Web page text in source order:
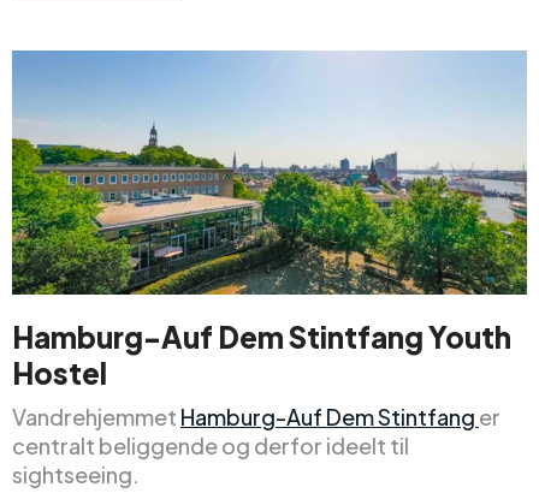
Hamburg-Auf Dem Stintfang Youth
Hostel
Vandrehjemmet Hamburg-Auf Dem Stintfang er
centralt beliggende og derfor ideelt til
sightseeing.